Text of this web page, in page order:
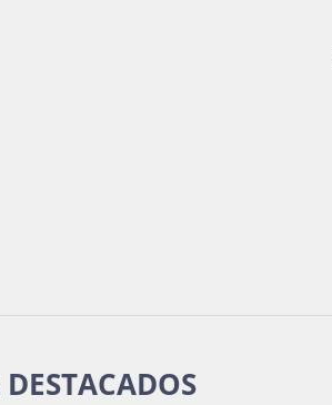
DESTACADOS